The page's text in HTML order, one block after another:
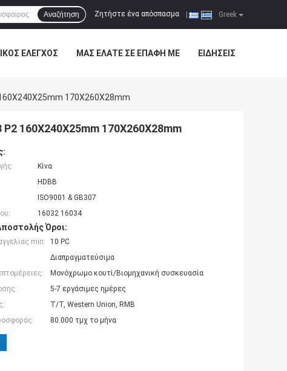
Greek
Ζητήστε ένα απόσπασμα
Αναζήτηση
ΈΛΕΓΧΟΣ ΜΑΣ ΕΛΆΤΕ ΣΕ ΕΠΑΦΉ ΜΕ ΕΙΔΉΣΕΙΣ
170X260X28mm
160X240X25mm 170X260X28mm
Κίνα
HDBB
ISO9001 & GB307
16032 16034
Όροι:
min:
10 PC
Διαπραγματεύσιμα
Μονόχρωμο κουτί/Βιομηχανική συσκευασία
5-7 εργάσιμες ημέρες
T/T, Western Union, RMB
80.000 τμχ το μήνα